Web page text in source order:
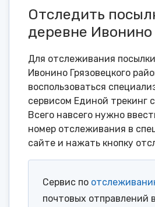
Отследить
деревне Ивонино
Для отслеживания
Ивонино Грязовецкого
воспользоваться
сервисом Единой трекинг
Всего навсего нужно
номер отслеживания в
сайте и нажать кнопку
Сервис по
почтовых отправлений